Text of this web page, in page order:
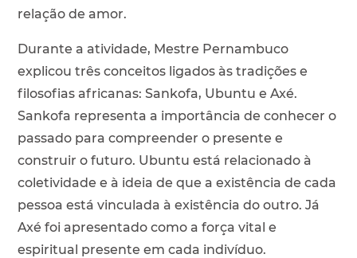
relação de amor.
Durante a atividade, Mestre Pernambuco
explicou três conceitos ligados às tradições e
filosofias africanas: Sankofa, Ubuntu e Axé.
Sankofa representa a importância de conhecer o
passado para compreender o presente e
construir o futuro. Ubuntu está relacionado à
coletividade e à ideia de que a existência de cada
pessoa está vinculada à existência do outro. Já
Axé foi apresentado como a força vital e
espiritual presente em cada indivíduo.